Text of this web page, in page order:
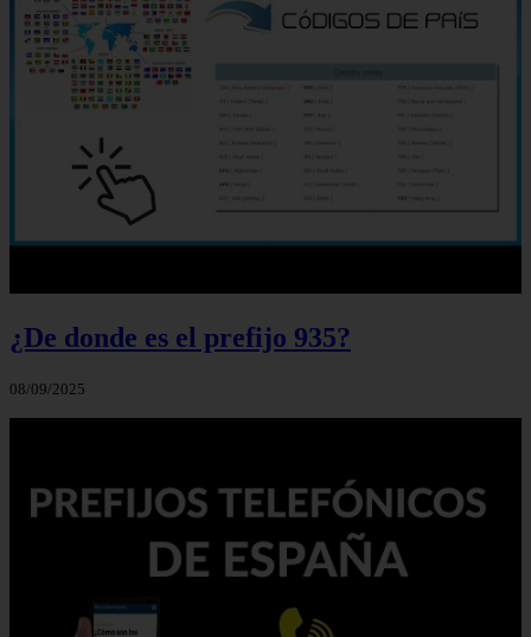
¿De donde es el prefijo 935?
08/09/2025